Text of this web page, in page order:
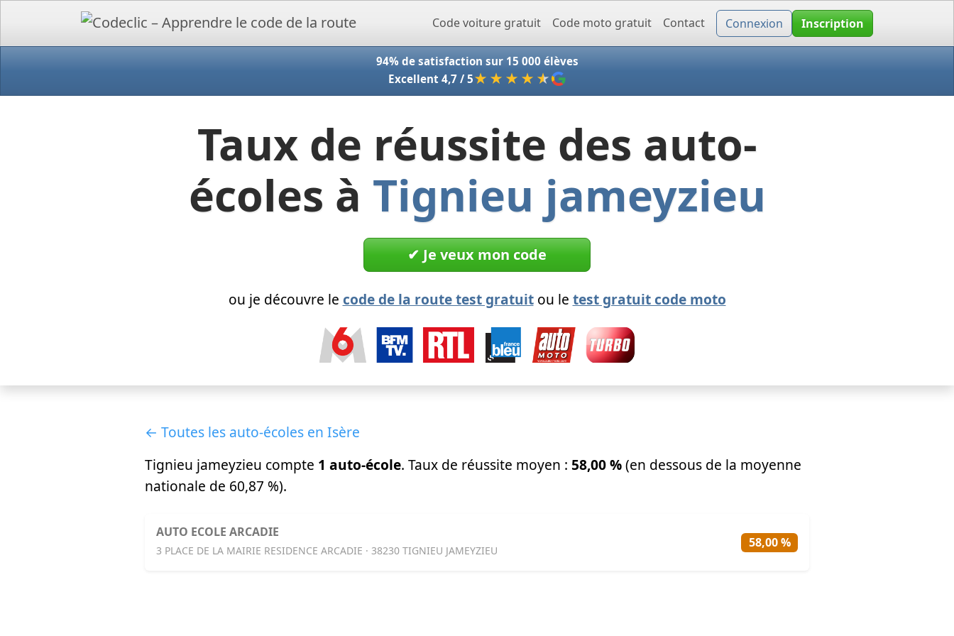
Accueil - CodeclicCode voiture gratuit Code moto gratuit Contact Connexion Inscription
94% de satisfaction sur 15 000 élèves
Excellent 4,7 / 5★★★★ ★
Taux de réussite des auto-
écoles à Tignieu jameyzieu
✔︎ Je veux mon code
ou je découvre le code de la route test gratuitou le test gratuit code moto
← Toutes les auto-écoles en Isère
Tignieu jameyzieu compte 1 auto-école. Taux de réussite moyen : 58,00 %(en dessous de la moyenne
nationale de 60,87 %).
AUTO ECOLE ARCADIE
3 PLACE DE LA MAIRIE RESIDENCE ARCADIE · 38230 TIGNIEU JAMEYZIEU
58,00 %